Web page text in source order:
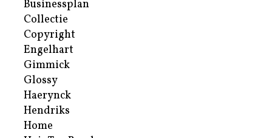
Businessplan
Collectie
Copyright
Engelhart
Gimmick
Glossy
Haerynck
Hendriks
Home